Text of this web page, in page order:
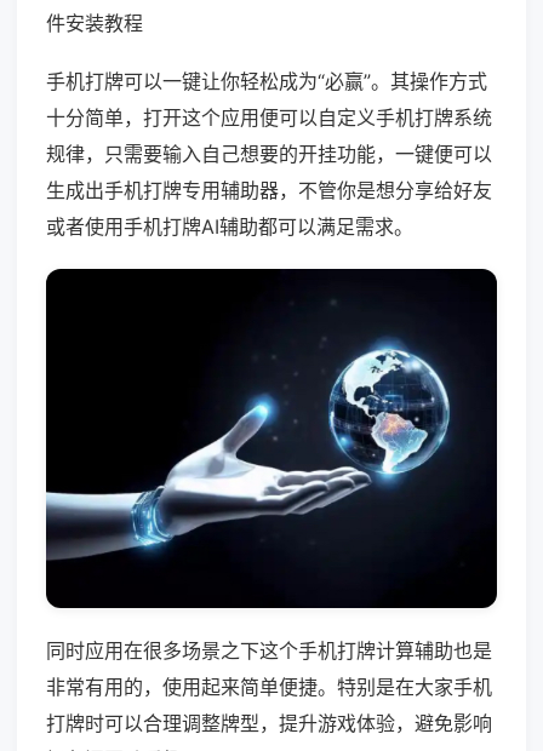
件安装教程
手机打牌可以一键让你轻松成为“必赢”。其操作方式
十分简单，打开这个应用便可以自定义手机打牌系统
规律，只需要输入自己想要的开挂功能，一键便可以
生成出手机打牌专用辅助器，不管你是想分享给好友
或者使用手机打牌AI辅助都可以满足需求。
同时应用在很多场景之下这个手机打牌计算辅助也是
非常有用的，使用起来简单便捷。特别是在大家手机
打牌时可以合理调整牌型，提升游戏体验，避免影响